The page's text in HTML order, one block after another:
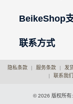
BeikeShop
联系方式
隐私条款 | 服务条款 | 发
|
联系我们
© 2026 版权所有